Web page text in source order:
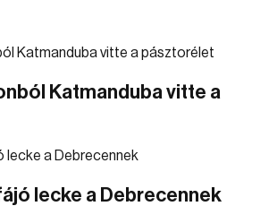
Katmanduba vitte a
lecke a Debrecennek